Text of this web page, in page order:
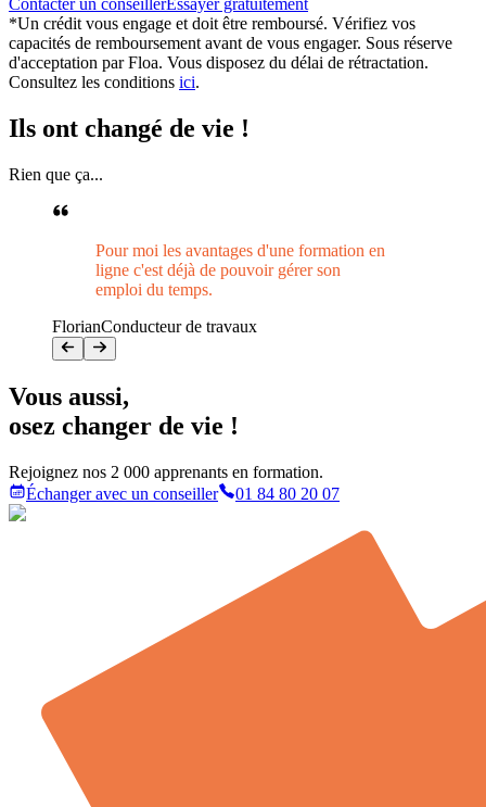
*Un crédit vous engage et doit être remboursé. Vérifiez vos
capacités de remboursement avant de vous engager. Sous réserve
d'acceptation par Floa. Vous disposez du délai de rétractation.
Consultez les conditions ici.
Ils ont changé de vie !
Rien que ça...
Pour moi les avantages d'une formation en
ligne c'est déjà de pouvoir gérer son
emploi du temps.
FlorianConducteur de travaux
Vous aussi,
osez changer de vie !
Rejoignez nos 2 000 apprenants en formation.
Échanger avec un conseiller
01 84 80 20 07